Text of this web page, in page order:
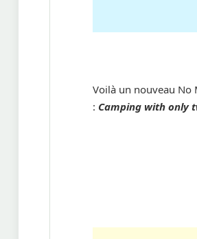
Voilà un nouveau No
: Camping with only